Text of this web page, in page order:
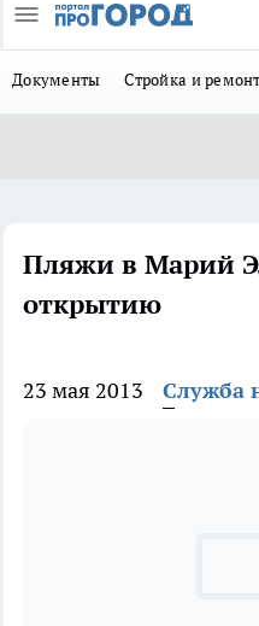
Документы Стройка и ремонт
Пляжи в Марий
открытию
23 мая 2013 Служба